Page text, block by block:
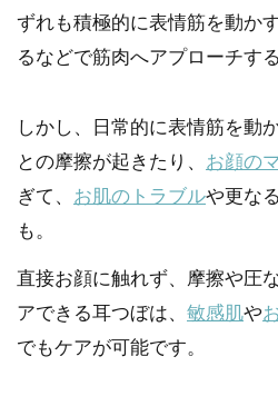
ずれも積極的に表情筋を動か
るなどで筋肉へアプローチす
しかし、日常的に表情筋を動
との摩擦が起きたり、 お顔の
ぎて、 お肌のトラブルや更な
も。
直接お顔に触れず、摩擦や圧
アできる耳つぼは、 敏感肌や
でもケアが可能です。